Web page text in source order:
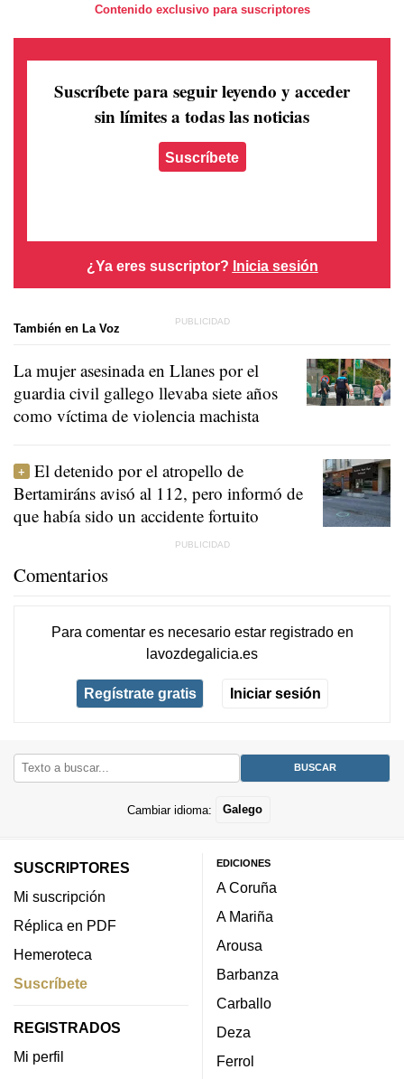
Contenido exclusivo para suscriptores
Suscríbete para seguir leyendo y acceder
sin límites a todas las noticias
Suscríbete
¿Ya eres suscriptor? Inicia sesión
También en La Voz
La mujer asesinada en Llanes por el
guardia civil gallego llevaba siete años
como víctima de violencia machista
El detenido por el atropello de
Bertamiráns avisó al 112, pero informó de
que había sido un accidente fortuito
Comentarios
Para comentar es necesario estar registradoen
lavozdegalicia.es
Regístrate gratis Iniciar sesión
Cambiar idioma: Galego
SUSCRIPTORES
Mi suscripción
Réplica en PDF
Hemeroteca
Suscríbete
REGISTRADOS
Mi perfil
EDICIONES
A Coruña
A Mariña
Arousa
Barbanza
Carballo
Deza
Ferrol